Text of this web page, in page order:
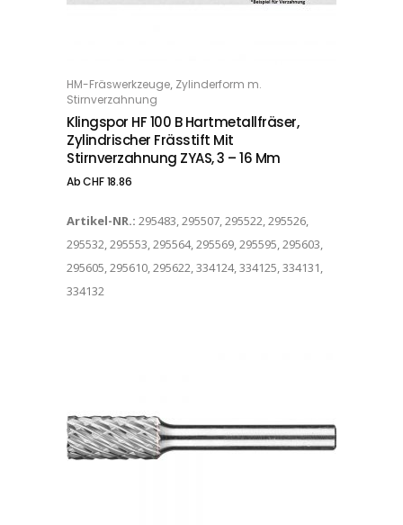
OPTIONS
HM-Fräswerkzeuge, Zylinderform m.
Stirnverzahnung
Klingspor HF 100 B Hartmetallfräser,
Zylindrischer Frässtift Mit
Stirnverzahnung ZYAS, 3 – 16 Mm
AbCHF18.86
Artikel-NR.: 295483, 295507, 295522, 295526,
295532, 295553, 295564, 295569, 295595, 295603,
295605, 295610, 295622, 334124, 334125, 334131,
334132